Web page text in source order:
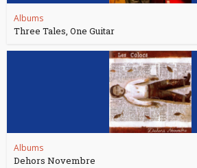
Albums
Three Tales, One Guitar
Albums
Dehors Novembre